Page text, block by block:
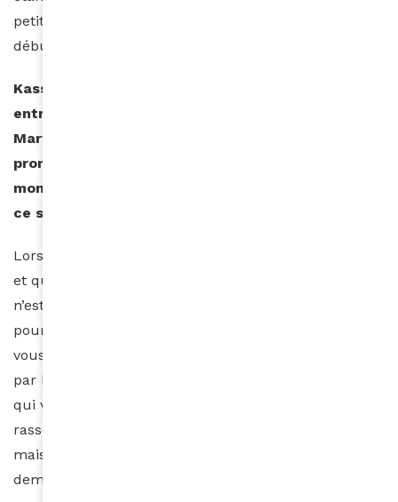
petites îles, la dimension internationale du groupe a
débuté là.
Kassav’ est un groupe devenu mythique, qui est
entré dans l’histoire, en fédérant notamment
Martiniquais et Guadeloupéens, et en faisant la
promotion de la culture antillaise partout dans le
monde… Comment vivez-vous et expliquez-vous
ce succès qui dépasse le cadre de la musique ?
Lorsque vous êtes tout petit, en nombre et en taille,
et que vous regardez le monde, vous pouvez dire « ce
n’est pas la peine, nous ne faisons pas le poids » ou «
pourquoi pas » ? Si vous travaillez à être compétitif,
vous avez une chance sur deux de réussir. Lorsque,
par bonheur, vous avez trouvé une bonne formule
qui vous plaît, que cette formule réussit à
rassembler et séduire, vous êtes d’abord surpris,
mais heureux et ne pouvez l’expliquer. Il faut
demander aux autres de vous raconter pourquoi ils